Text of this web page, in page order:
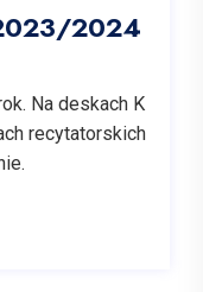
2024
Na deskach K
recytatorskich